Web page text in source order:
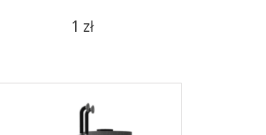
1 zł